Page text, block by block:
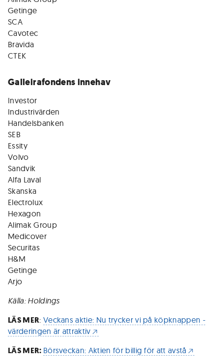
Getinge
SCA
Cavotec
Bravida
CTEK
Galleirafondens innehav
Investor
Industrivärden
Handelsbanken
SEB
Essity
Volvo
Sandvik
Alfa Laval
Skanska
Electrolux
Hexagon
Alimak Group
Medicover
Securitas
H&M
Getinge
Arjo
Källa: Holdings
LÄS MER: Veckans aktie: Nu trycker vi på köpknappen -
värderingen är attraktiv
LÄS MER: Börsveckan: Aktien för billig för att avstå